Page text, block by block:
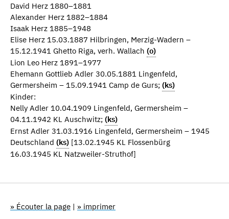
David Herz 1880–1881
Alexander Herz 1882–1884
Isaak Herz 1885–1948
Elise Herz 15.03.1887 Hilbringen, Merzig-Wadern –
15.12.1941 Ghetto Riga, verh. Wallach (o)
Lion Leo Herz 1891–1977
Ehemann Gottlieb Adler 30.05.1881 Lingenfeld,
Germersheim – 15.09.1941 Camp de Gurs; (ks)
Kinder:
Nelly Adler 10.04.1909 Lingenfeld, Germersheim –
04.11.1942 KL Auschwitz; (ks)
Ernst Adler 31.03.1916 Lingenfeld, Germersheim – 1945
Deutschland (ks) [13.02.1945 KL Flossenbürg
16.03.1945 KL Natzweiler-Struthof]
» Écouter la page | » imprimer